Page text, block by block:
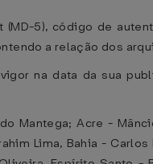
5), código de
a relação dos
na data da sua
Mantega; Acre -
Lima, Bahia -